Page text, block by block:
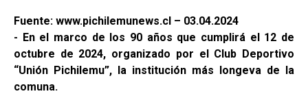
Fuente: www.pichilemunews.cl – 03.04.2024
- En el marco de los 90 años que cumplirá el 12 de
octubre de 2024, organizado por el Club Deportivo
“Unión Pichilemu”, la institución más longeva de la
comuna.